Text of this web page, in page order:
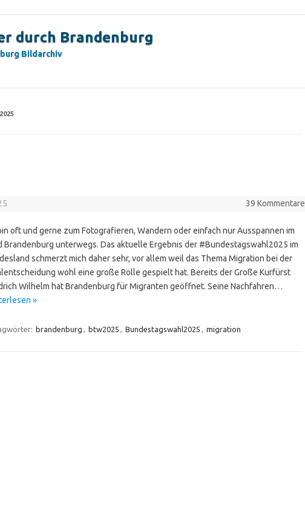
durch Brandenburg
Bildarchiv
39 Kommentare
oft und gerne zum Fotografieren, Wandern oder einfach nur Ausspannen im
Brandenburg unterwegs. Das aktuelle Ergebnis der #Bundestagswahl2025 im
schmerzt mich daher sehr, vor allem weil das Thema Migration bei der
wohl eine große Rolle gespielt hat. Bereits der Große Kurfürst
Wilhelm hat Brandenburg für Migranten geöffnet. Seine Nachfahren…
»
brandenburg , btw2025 , Bundestagswahl2025 , migration